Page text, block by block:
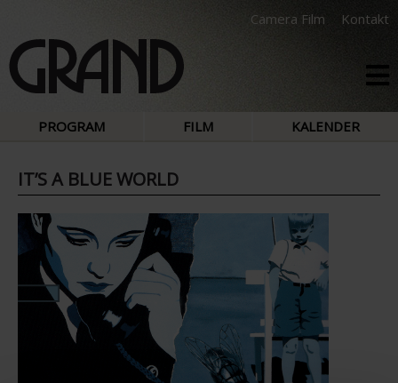
Camera Film Kontakt
PROGRAM FILM KALENDER
IT’S A BLUE WORLD